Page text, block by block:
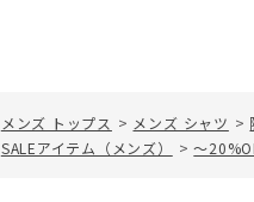
メンズ トップス > メンズ シャツ >
SALEアイテム（メンズ） > ～